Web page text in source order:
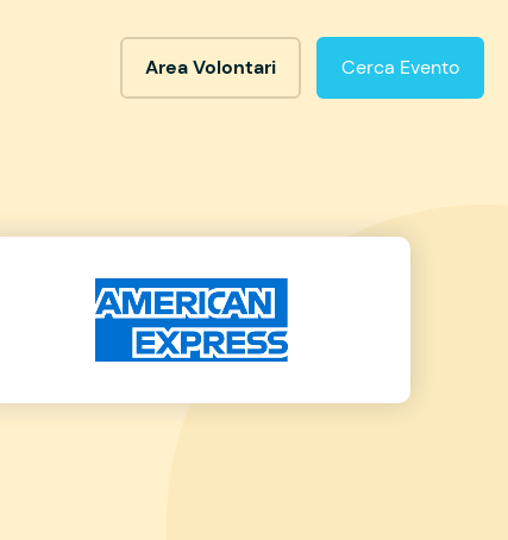
Area Volontari Cerca Evento